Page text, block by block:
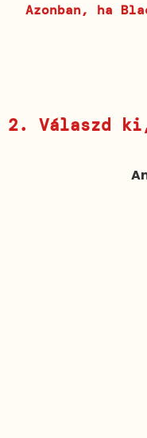
Azonban, ha
2. Válaszd